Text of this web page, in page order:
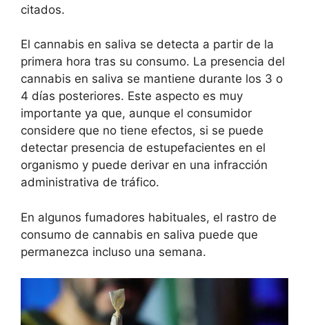
citados.
El cannabis en saliva se detecta a partir de la
primera hora tras su consumo. La presencia del
cannabis en saliva se mantiene durante los 3 o
4 días posteriores. Este aspecto es muy
importante ya que, aunque el consumidor
considere que no tiene efectos, si se puede
detectar presencia de estupefacientes en el
organismo y puede derivar en una infracción
administrativa de tráfico.
En algunos fumadores habituales, el rastro de
consumo de cannabis en saliva puede que
permanezca incluso una semana.